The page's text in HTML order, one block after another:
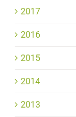
2017
2016
2015
2014
2013